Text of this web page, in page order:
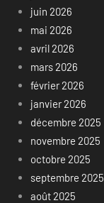
juin 2026
mai 2026
avril 2026
mars 2026
février 2026
janvier 2026
décembre 2025
novembre 2025
octobre 2025
septembre 2025
août 2025